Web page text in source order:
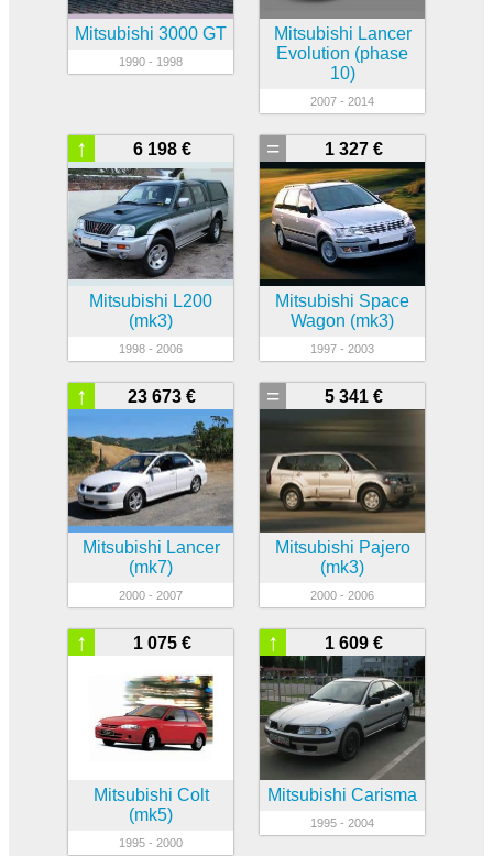
Mitsubishi 3000 GT
1990 - 1998
Mitsubishi Lancer
Evolution (phase
10)
2007 - 2014
6 198 €
↑
Mitsubishi L200
(mk3)
1998 - 2006
1 327 €
=
Mitsubishi Space
Wagon (mk3)
1997 - 2003
23 673 €
↑
Mitsubishi Lancer
(mk7)
2000 - 2007
5 341 €
=
Mitsubishi Pajero
(mk3)
2000 - 2006
1 075 €
↑
Mitsubishi Colt
(mk5)
1995 - 2000
1 609 €
↑
Mitsubishi Carisma
1995 - 2004